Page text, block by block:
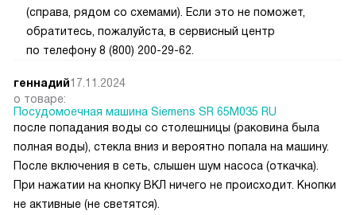
(справа, рядом со схемами). Если это не поможет,
обратитесь, пожалуйста, в сервисный центр
по телефону 8 (800) 200-29-62.
геннадий17.11.2024
о товаре:
Посудомоечная машина Siemens SR 65M035 RU
после попадания воды со столешницы (раковина была
полная воды), стекла вниз и вероятно попала на машину.
После включения в сеть, слышен шум насоса (откачка).
При нажатии на кнопку ВКЛ ничего не происходит. Кнопки
не активные (не светятся).